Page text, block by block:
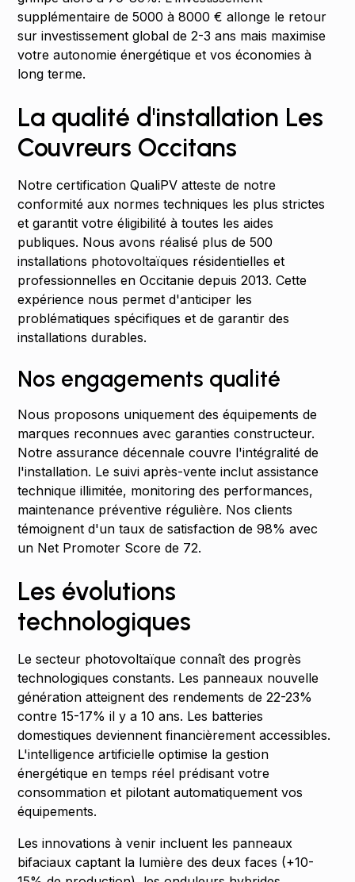
supplémentaire de 5000 à 8000 € allonge le retour
sur investissement global de 2-3 ans mais maximise
votre autonomie énergétique et vos économies à
long terme.
La qualité d'installation Les
Couvreurs Occitans
Notre certification QualiPV atteste de notre
conformité aux normes techniques les plus strictes
et garantit votre éligibilité à toutes les aides
publiques. Nous avons réalisé plus de 500
installations photovoltaïques résidentielles et
professionnelles en Occitanie depuis 2013. Cette
expérience nous permet d'anticiper les
problématiques spécifiques et de garantir des
installations durables.
Nos engagements qualité
Nous proposons uniquement des équipements de
marques reconnues avec garanties constructeur.
Notre assurance décennale couvre l'intégralité de
l'installation. Le suivi après-vente inclut assistance
technique illimitée, monitoring des performances,
maintenance préventive régulière. Nos clients
témoignent d'un taux de satisfaction de 98% avec
un Net Promoter Score de 72.
Les évolutions
technologiques
Le secteur photovoltaïque connaît des progrès
technologiques constants. Les panneaux nouvelle
génération atteignent des rendements de 22-23%
contre 15-17% il y a 10 ans. Les batteries
domestiques deviennent financièrement accessibles.
L'intelligence artificielle optimise la gestion
énergétique en temps réel prédisant votre
consommation et pilotant automatiquement vos
équipements.
Les innovations à venir incluent les panneaux
bifaciaux captant la lumière des deux faces (+10-